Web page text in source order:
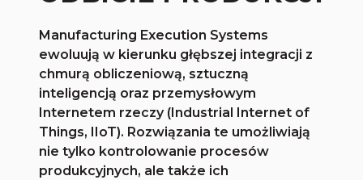
Manufacturing Execution Systems
ewoluują w kierunku głębszej integracji z
chmurą obliczeniową, sztuczną
inteligencją oraz przemysłowym
Internetem rzeczy (Industrial Internet of
Things, IIoT). Rozwiązania te umożliwiają
nie tylko kontrolowanie procesów
produkcyjnych, ale także ich